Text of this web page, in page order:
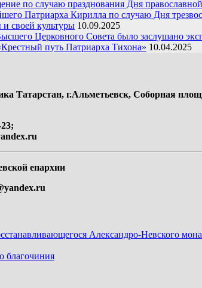
по случаю празднования Дня
Патриарха Кирилла по случаю Дня
своей культуры 10.09.2025
Церковного Совета было заслушано
путь Патриарха Тихона» 10.04.2025
Татарстан, г.Альметьевск, Соборная
епархии